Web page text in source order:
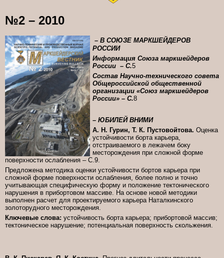
№2 – 2010
– В СОЮЗЕ МАРКШЕЙДЕРОВ
РОССИИ
Информация Союза маркшейдеров
России – C.5
Состав Научно-технического совета
Общероссийской общественной
организации «Союз маркшейдеров
России» – C.8
– ЮБИЛЕЙ ВНИМИ
А. Н. Гурин, Т. К. Пустовойтова. Оценка
устойчивости борта карьера,
отстраиваемого в лежачем боку
месторождения при сложной форме
поверхности ослабления – C.9.
Предложена методика оценки устойчивости бортов карьера при
сложной форме поверхности ослабления, более полно и точно
учитывающая специфическую форму и положение тектонического
нарушения в прибортовом массиве. На основе новой методики
выполнен расчет для проектируемого карьера Наталкинского
золоторудного месторождения.
Ключевые слова: устойчивость борта карьера; прибортовой массив;
тектоническое нарушение; потенциальная поверхность скольжения.